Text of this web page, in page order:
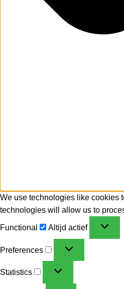
We use technologies like cookies
technologies will allow us to
Functional Altijd actief
Preferences
Statistics